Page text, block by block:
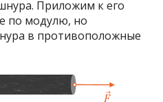
Приложим к его
по модулю, но
в противоположные